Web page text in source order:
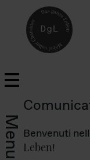
Menu Benvenuti
Leben!